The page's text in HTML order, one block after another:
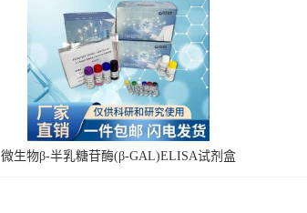
微生物β-半乳糖苷酶(β-GAL)ELISA试剂盒